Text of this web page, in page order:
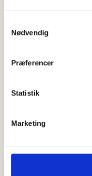
Nødvendig
Præferencer
Statistik
Marketing